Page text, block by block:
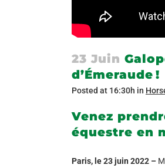
23 Juin
d’Émeraude !
Posted at 16:30h in
Venez
équestre en
Paris, le 23 juin 2022 –